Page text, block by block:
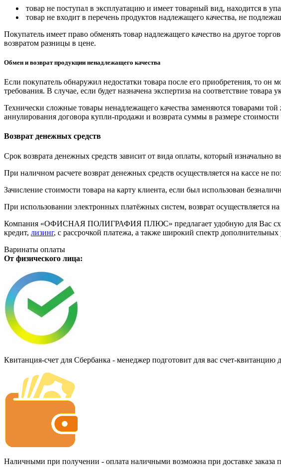
товар не поступал в эксплуатацию и имеет товарный вид, находится в
товар не входит в перечень продуктов надлежащего качества, не
Покупатель имеет право обменять товар надлежащего качество на другое
возвратом разницы в цене.
Обмен и возврат продукции ненадлежащего качества
Если покупатель обнаружил недостатки товара после его приобретения, то он
требования. В случае, если будет назначена экспертиза на соответствие
Технически сложные товары ненадлежащего качества заменяются товарами
аннулирования договора купли-продажи и возврата суммы в размере стоимости
Возврат денежных средств
Срок возврата денежных средств зависит от вида оплаты, который изначально
При наличном расчете возврат денежных средств осуществляется на кассе не
Зачисление стоимости товара на карту клиента, если был использован
При использовании электронных платёжных систем, возврат осуществляется
Компания «ОФИСНАЯ ПОЛИГРАФИЯ ПЛЮС» предлагает удобную для Вас схему
кредит, лизинг, с рассрочкой платежа, а также широкий спектр
Варинаты оплаты
От физического лица:
Квитанция-счет для Сбербанка - менеджер подготовит для вас счет-
Наличными при получении - оплата наличными возможна при доставке